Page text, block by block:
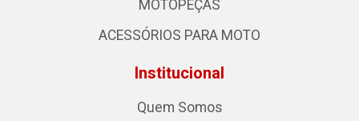
MOTOPEÇAS
ACESSÓRIOS PARA MOTO
Institucional
Quem Somos